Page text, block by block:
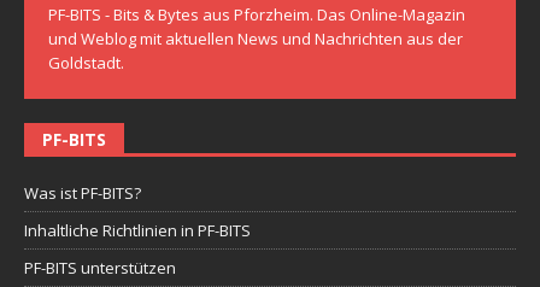
PF-BITS - Bits & Bytes aus Pforzheim. Das Online-Magazin
und Weblog mit aktuellen News und Nachrichten aus der
Goldstadt.
PF-BITS
Was ist PF-BITS?
Inhaltliche Richtlinien in PF-BITS
PF-BITS unterstützen